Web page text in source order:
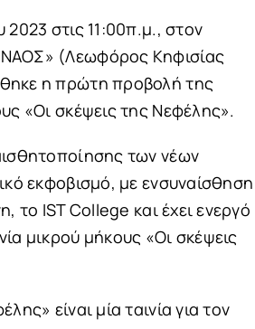
2023 στις 11:00π.μ., στον
(Λεωφόρος Κηφισίας
η πρώτη προβολή της
«Οι σκέψεις της Νεφέλης».
των νέων
εκφοβισμό, με ενσυναίσθηση
τo ΙST College και έχει ενεργό
μικρού μήκους «Οι σκέψεις
είναι μία ταινία για τον